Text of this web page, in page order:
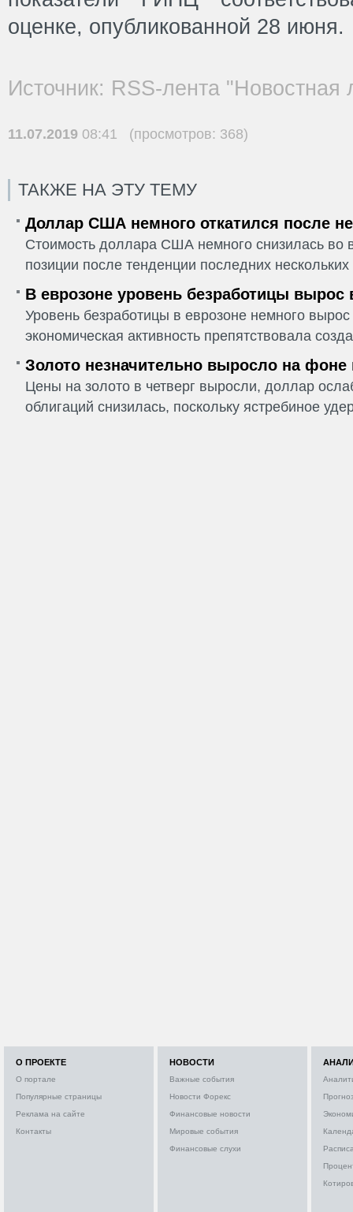
оценке, опубликованной 28 июня.
Источник: RSS-лента "Новостная
11.07.2019 08:41 (просмотров: 368)
ТАКЖЕ НА ЭТУ ТЕМУ
Доллар США немного откатился после
Стоимость доллара США немного снизилась во
позиции после тенденции последних
В еврозоне уровень безработицы вырос
Уровень безработицы в еврозоне немного
экономическая активность препятствовала
Золото незначительно выросло на фоне
Цены на золото в четверг выросли, доллар
облигаций снизилась, поскольку ястребиное
О ПРОЕКТЕ
О портале
Популярные страницы
Реклама на сайте
Контакты
НОВОСТИ
Важные события
Новости Форекс
Финансовые новости
Мировые события
Финансовые слухи